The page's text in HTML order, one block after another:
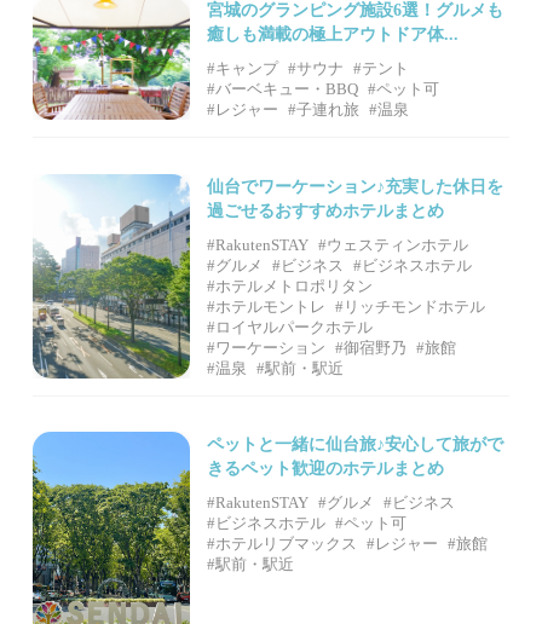
宮城のグランピング施設6選！グルメも
癒しも満載の極上アウトドア体...
#キャンプ #サウナ
#テント
#バーベキュー・BBQ #ペット可
#レジャー
#子連れ旅 #温泉
仙台でワーケーション♪充実した休日を
過ごせるおすすめホテルまとめ
#RakutenSTAY #ウェスティンホテル
#グルメ
#ビジネス
#ビジネスホテル
#ホテルメトロポリタン
#ホテルモントレ
#リッチモンドホテル
#ロイヤルパークホテル
#ワーケーション
#御宿野乃
#旅館
#温泉
#駅前・駅近
ペットと一緒に仙台旅♪安心して旅がで
きるペット歓迎のホテルまとめ
#RakutenSTAY #グルメ
#ビジネス
#ビジネスホテル #ペット可
#ホテルリブマックス
#レジャー
#旅館
#駅前・駅近